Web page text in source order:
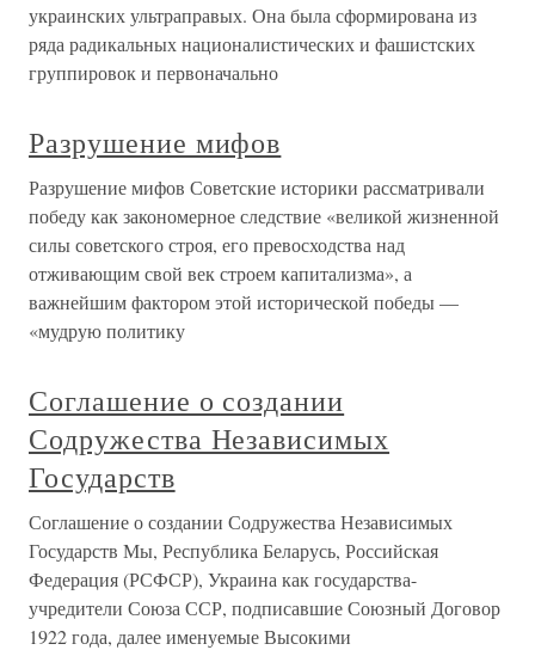
украинских ультраправых. Она была сформирована из
ряда радикальных националистических и фашистских
группировок и первоначально
Разрушение мифов
Разрушение мифов Советские историки рассматривали
победу как закономерное следствие «великой жизненной
силы советского строя, его превосходства над
отживающим свой век строем капитализма», а
важнейшим фактором этой исторической победы —
«мудрую политику
Соглашение о создании
Содружества Независимых
Государств
Соглашение о создании Содружества Независимых
Государств Мы, Республика Беларусь, Российская
Федерация (РСФСР), Украина как государства-
учредители Союза ССР, подписавшие Союзный Договор
1922 года, далее именуемые Высокими